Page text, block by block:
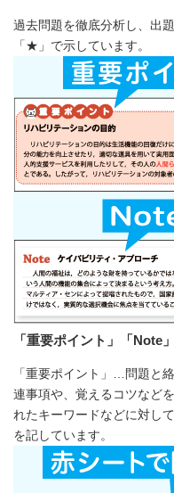
過去問題を徹底分析し、
「★」で示しています。
「重要ポイント」「Note
「重要ポイント」…問題と
連事項や、覚えるコツなど
れたキーワードなどに対し
を記しています。